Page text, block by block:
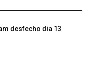
desfecho dia 13